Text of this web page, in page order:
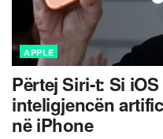
APPLE
Përtej Siri-t: Si
inteligjencën
në iPhone